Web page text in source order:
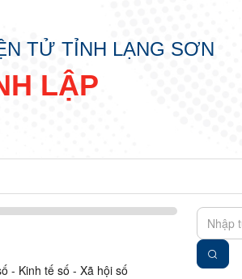
TỬ TỈNH LẠNG SƠN
LẬP
- Kinh tế số - Xã hội số